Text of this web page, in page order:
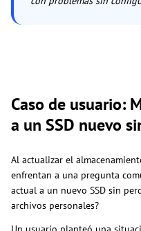
Caso de usuario:
a un SSD nuevo
Al actualizar el
enfrentan a una pregunta
actual a un nuevo SSD sin
archivos personales?